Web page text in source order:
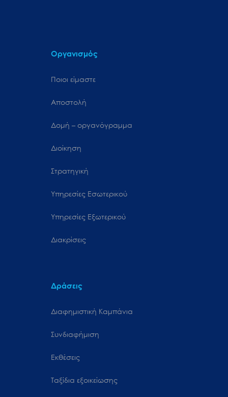
Οργανισμός
Ποιοι είμαστε
Αποστολή
Δομή – οργανόγραμμα
Διοίκηση
Στρατηγική
Υπηρεσίες Εσωτερικού
Υπηρεσίες Εξωτερικού
Διακρίσεις
Δράσεις
Διαφημιστική Καμπάνια
Συνδιαφήμιση
Εκθέσεις
Ταξίδια εξοικείωσης